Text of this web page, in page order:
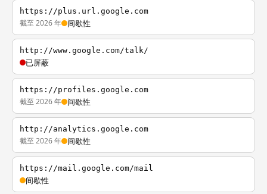
https://plus.url.google.com
截至 2026 年 间歇性
http://www.google.com/talk/
已屏蔽
https://profiles.google.com
截至 2026 年 间歇性
http://analytics.google.com
截至 2026 年 间歇性
https://mail.google.com/mail
间歇性